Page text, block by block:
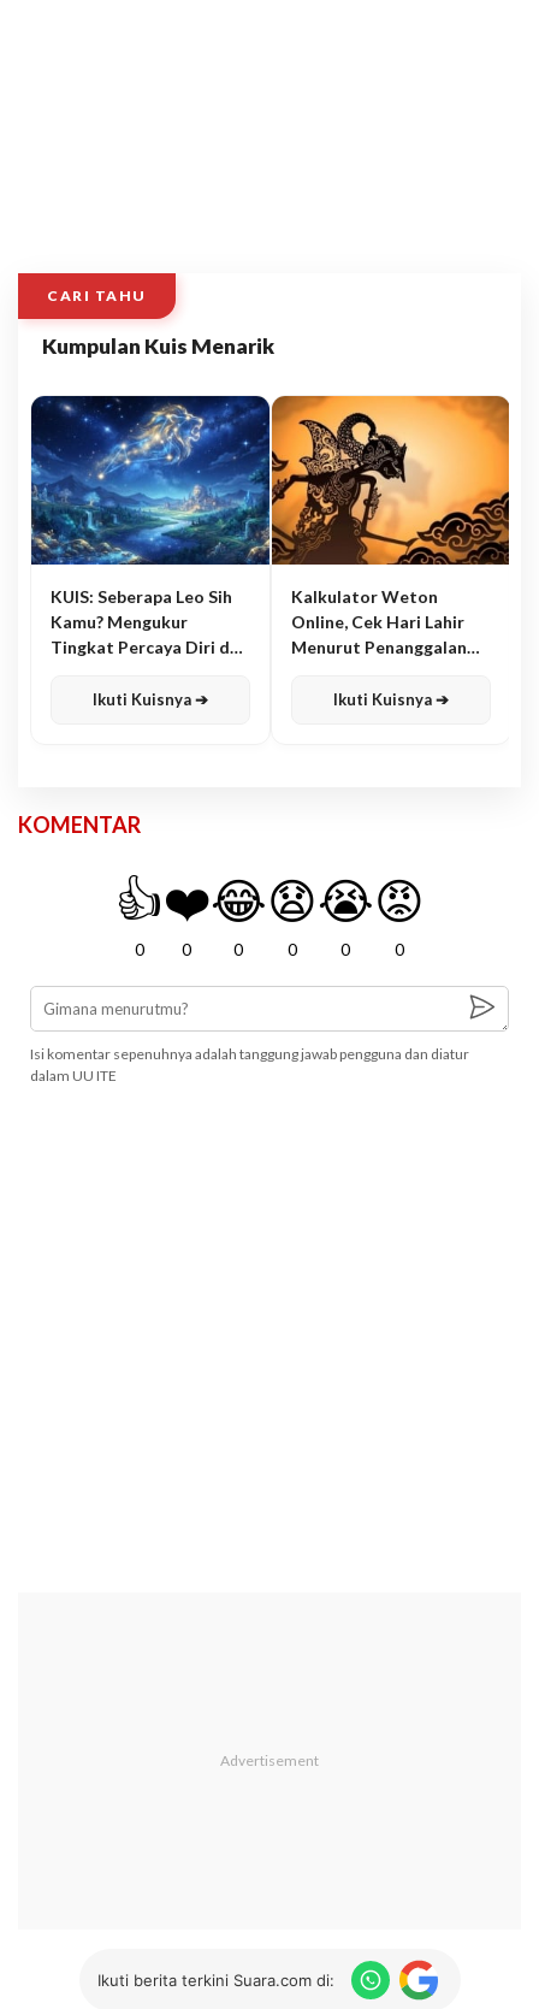
CARI TAHU
Kumpulan Kuis Menarik
KUIS: Seberapa Leo Sih
Kamu? Mengukur
Tingkat Percaya Diri dan
Ikuti Kuisnya ➔
Kalkulator Weton
Online, Cek Hari Lahir
Menurut Penanggalan
Ikuti Kuisnya ➔
KOMENTAR
👍
0
❤️
0
😂
0
😧
0
😭
0
😡
0
Isi komentar sepenuhnya adalah tanggung jawab pengguna dan diatur
dalam UU ITE
Ikuti berita terkini Suara.com di: